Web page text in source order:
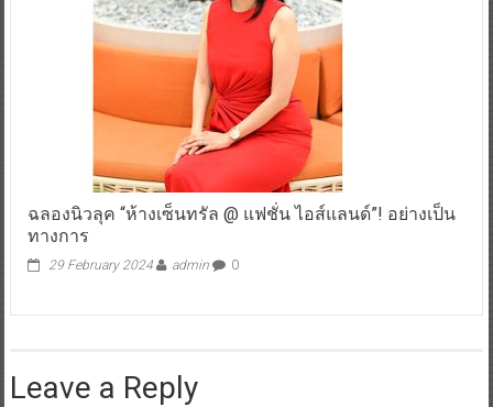
ฉลองนิวลุค “ห้างเซ็นทรัล @ แฟชั่น ไอส์แลนด์”! อย่างเป็น
ทางการ
29 February 2024 admin 0
Leave a Reply